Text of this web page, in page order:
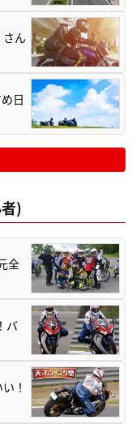
ん
日
)
全
バ
！